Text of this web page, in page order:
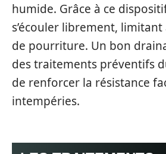
humide. Grâce à ce
s’écouler librement,
de pourriture. Un bon
des traitements préventifs
de renforcer la résistance
intempéries.